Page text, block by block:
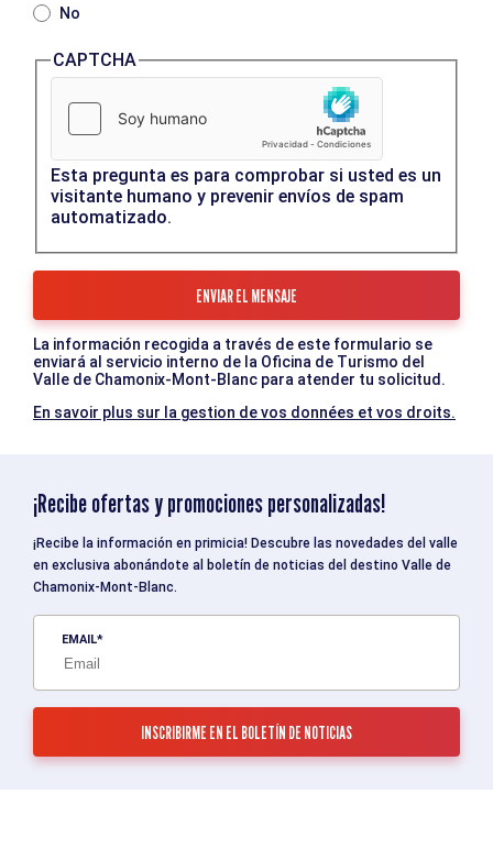
No
CAPTCHA
Esta pregunta es para comprobar si usted es un
visitante humano y prevenir envíos de spam
automatizado.
La información recogida a través de este formulario se
enviará al servicio interno de la Oficina de Turismo del
Valle de Chamonix-Mont-Blanc para atender tu solicitud.
En savoir plus sur la gestion de vos données et vos droits.
¡Recibe ofertas y promociones personalizadas!
¡Recibe la información en primicia! Descubre las novedades del valle
en exclusiva abonándote al boletín de noticias del destino Valle de
Chamonix-Mont-Blanc.
EMAIL